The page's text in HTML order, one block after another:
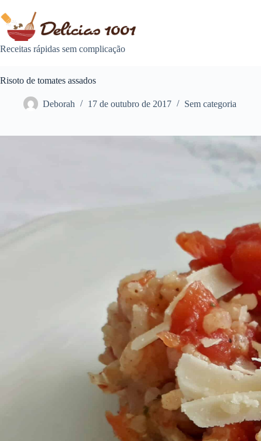
para
conteúdo
Receitas rápidas sem complicação
Risoto de tomates assados
Deborah 17 de outubro de 2017 Sem categoria